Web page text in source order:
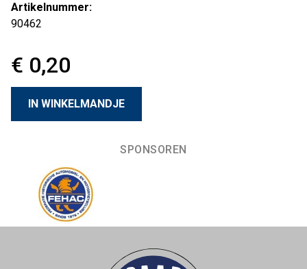
Artikelnummer:
90462
€ 0,20
SPONSOREN